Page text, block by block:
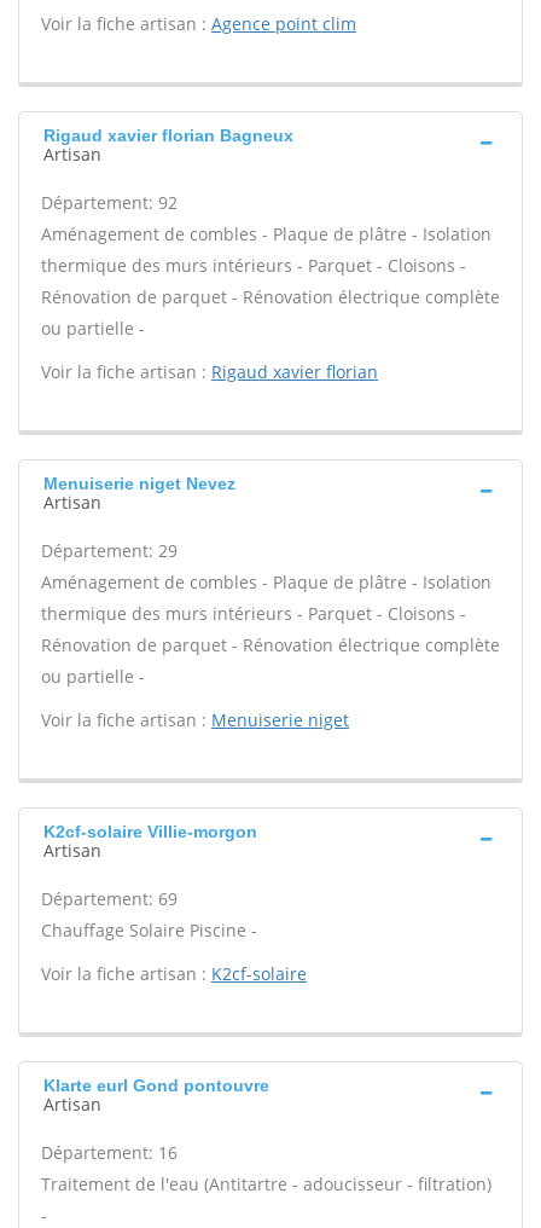
Voir la fiche artisan : Agence point clim
Rigaud xavier florian Bagneux
Artisan
Département: 92
Aménagement de combles - Plaque de plâtre - Isolation
thermique des murs intérieurs - Parquet - Cloisons -
Rénovation de parquet - Rénovation électrique complète
ou partielle -
Voir la fiche artisan : Rigaud xavier florian
Menuiserie niget Nevez
Artisan
Département: 29
Aménagement de combles - Plaque de plâtre - Isolation
thermique des murs intérieurs - Parquet - Cloisons -
Rénovation de parquet - Rénovation électrique complète
ou partielle -
Voir la fiche artisan : Menuiserie niget
K2cf-solaire Villie-morgon
Artisan
Département: 69
Chauffage Solaire Piscine -
Voir la fiche artisan : K2cf-solaire
Klarte eurl Gond pontouvre
Artisan
Département: 16
Traitement de l'eau (Antitartre - adoucisseur - filtration)
-